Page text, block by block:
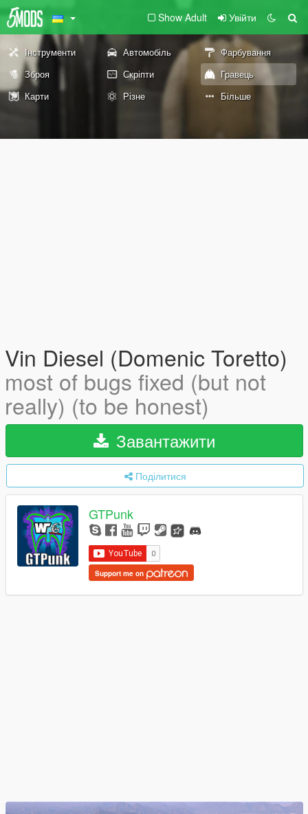
Show Adult Увійти
Інструменти Автомобіль
Фарбування
Зброя
Скріпти
Гравець
Карти
Різне Більше
Vin Diesel (Domenic Toretto)
most of bugs fixed (but not
really) (to be honest)
Завантажити
Поділитися
GTPunk
Support me on